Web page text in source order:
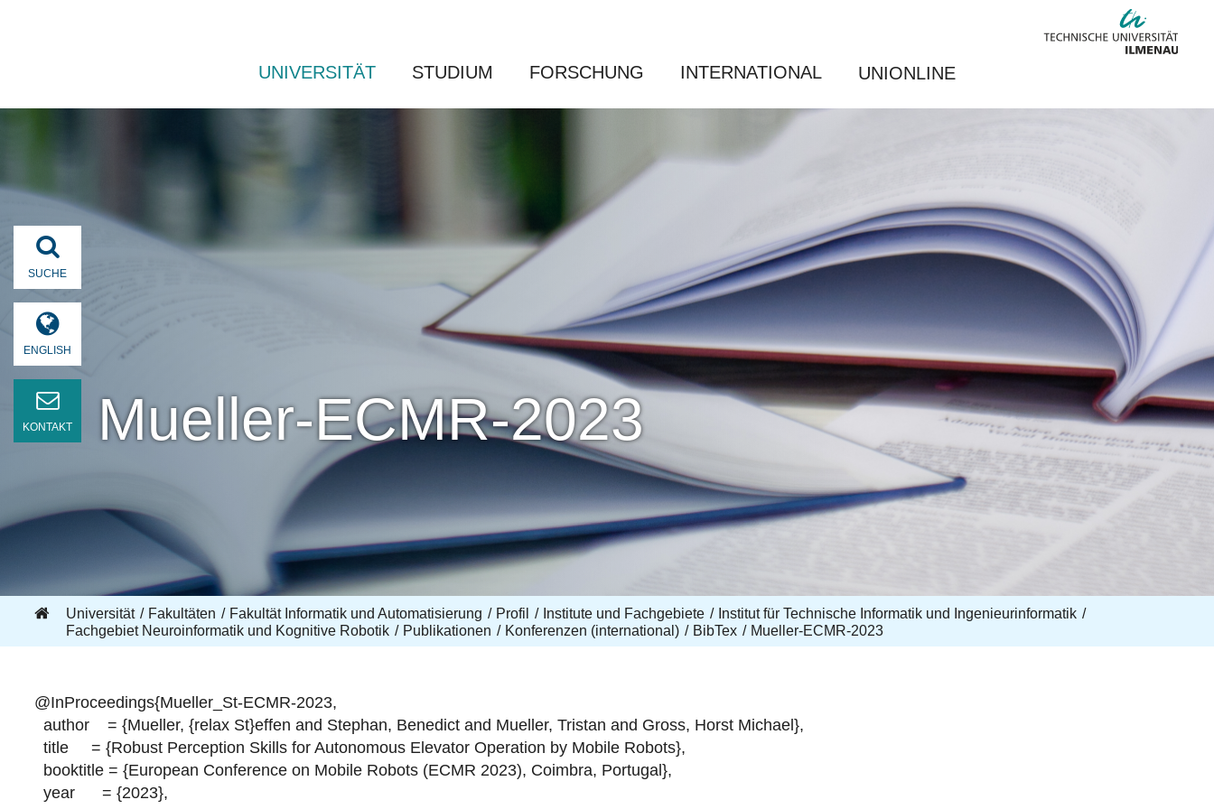
UNIVERSITÄT STUDIUM FORSCHUNG INTERNATIONAL UNIONLINE
SUCHE
ENGLISH
KONTAKT Mueller-ECMR-2023
Universität Fakultäten Fakultät Informatik und Automatisierung Profil Institute und Fachgebiete
Institut für Technische Informatik und Ingenieurinformatik
Fachgebiet Neuroinformatik und Kognitive Robotik
Publikationen Konferenzen (international) BibTex Mueller-ECMR-2023
@InProceedings{Mueller_St-ECMR-2023,
author = {Mueller, {relax St}effen and Stephan, Benedict and Mueller, Tristan and Gross, Horst Michael},
title = {Robust Perception Skills for Autonomous Elevator Operation by Mobile Robots},
booktitle = {European Conference on Mobile Robots (ECMR 2023), Coimbra, Portugal},
year = {2023},